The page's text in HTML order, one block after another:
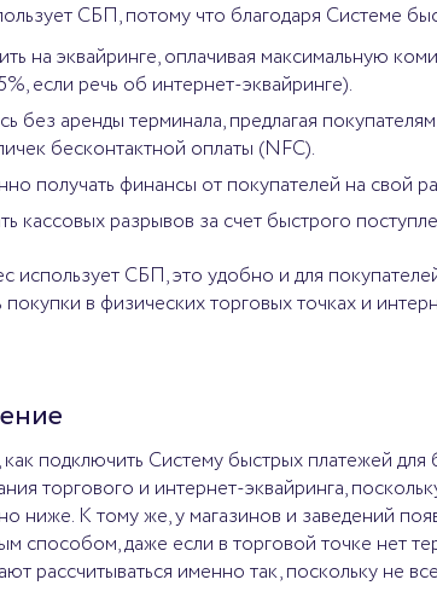
СБП, потому что благодаря Системе
на эквайринге, оплачивая максимальную
если речь об интернет-эквайринге).
без аренды терминала, предлагая
бесконтактной оплаты (NFC).
получать финансы от покупателей на свой
кассовых разрывов за счет быстрого
использует СБП, это удобно и для
покупки в физических торговых точках и
как подключить Систему быстрых платежей
торгового и интернет-эквайринга,
ниже. К тому же, у магазинов и заведений
способом, даже если в торговой точке нет
рассчитываться именно так, поскольку не